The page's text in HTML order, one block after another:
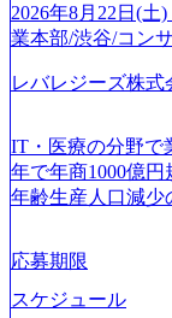
2026年8月22日(
業本部/渋谷/コン
レバレジーズ株式
IT・医療の分野で
年で年商1000億
年齢生産人口減少
以上の事業を展開
ており社内で新し
本経営をとってお
応募期限
スケジュール